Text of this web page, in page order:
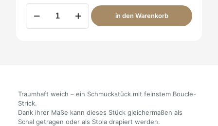
Alpaka
Schal
boucle
in den Warenkorb
Traumhaft weich – ein Schmuckstück mit feinstem Boucle-
Strick.
Dank ihrer Maße kann dieses Stück gleichermaßen als
Schal getragen oder als Stola drapiert werden.